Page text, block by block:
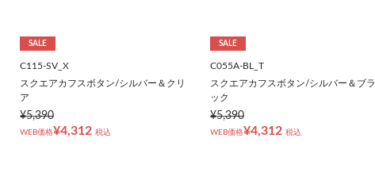
SALE
C115-SV_X
スクエアカフスボタン/シルバー＆クリ
ア
¥5,390
WEB価格¥4,312 税込
SALE
C055A-BL_T
スクエアカフスボタン/シルバー＆ブラ
ック
¥5,390
WEB価格¥4,312 税込